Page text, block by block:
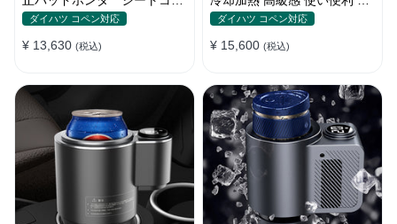
ソール 隙間 クッション
ダイハツ コペン対応
¥ 13,630 (税込)
音 収納 飲み物
ダイハツ コペン対応
¥ 15,600 (税込)